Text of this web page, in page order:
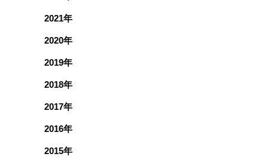
2021年
2020年
2019年
2018年
2017年
2016年
2015年